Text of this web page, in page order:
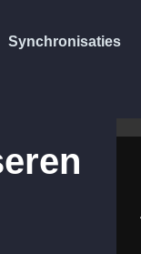
Synchronisaties